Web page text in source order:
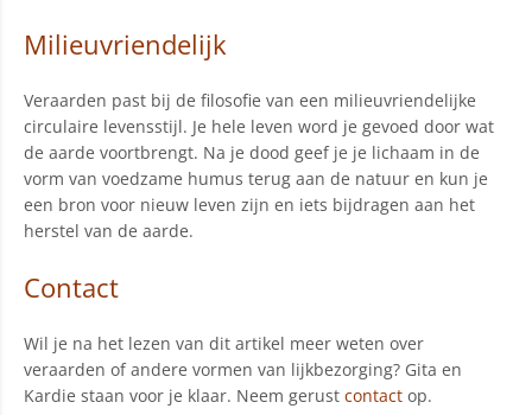
Milieuvriendelijk
Veraarden past bij de filosofie van een milieuvriendelijke
circulaire levensstijl. Je hele leven word je gevoed door wat
de aarde voortbrengt. Na je dood geef je je lichaam in de
vorm van voedzame humus terug aan de natuur en kun je
een bron voor nieuw leven zijn en iets bijdragen aan het
herstel van de aarde.
Contact
Wil je na het lezen van dit artikel meer weten over
veraarden of andere vormen van lijkbezorging? Gita en
Kardie staan voor je klaar. Neem gerust contact op.